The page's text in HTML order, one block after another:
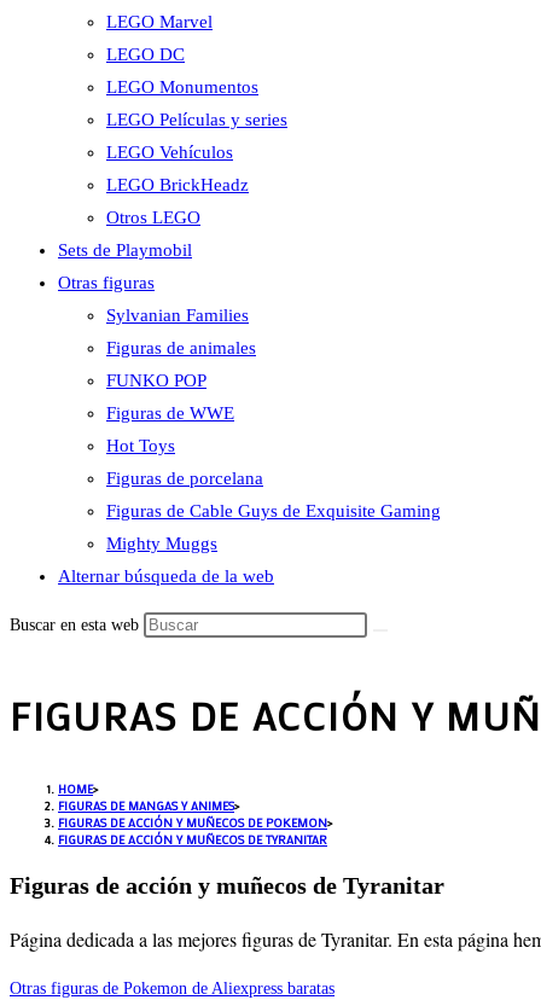
LEGO Marvel
LEGO DC
LEGO Monumentos
LEGO Películas y series
LEGO Vehículos
LEGO BrickHeadz
Otros LEGO
Sets de Playmobil
Otras figuras
Sylvanian Families
Figuras de animales
FUNKO POP
Figuras de WWE
Hot Toys
Figuras de porcelana
Figuras de Cable Guys de Exquisite Gaming
Mighty Muggs
Alternar búsqueda de la web
Buscar en esta web
FIGURAS DE ACCIÓN Y
HOME>
FIGURAS DE MANGAS Y ANIMES>
FIGURAS DE ACCIÓN Y MUÑECOS DE POKEMON>
FIGURAS DE ACCIÓN Y MUÑECOS DE TYRANITAR
Figuras de acción y muñecos de Tyranitar
Página dedicada a las mejores figuras de Tyranitar. En esta página
Otras figuras de Pokemon de Aliexpress baratas